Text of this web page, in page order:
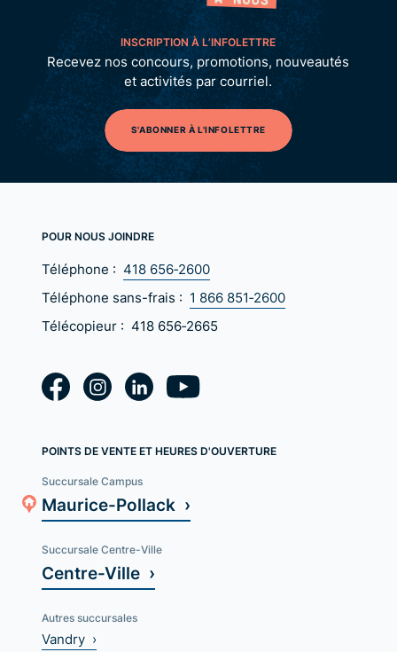
INSCRIPTION À L’INFOLETTRE
Recevez nos concours, promotions, nouveautés
et activités par courriel.
S'ABONNER À L'INFOLETTRE
POUR NOUS JOINDRE
Téléphone : 418 656‑2600
Téléphone sans-frais : 1 866 851‑2600
Télécopieur : 418 656‑2665
POINTS DE VENTE ET HEURES D'OUVERTURE
Succursale Campus
Maurice-Pollack ›
Succursale Centre-Ville
Centre-Ville ›
Autres succursales
Vandry ›